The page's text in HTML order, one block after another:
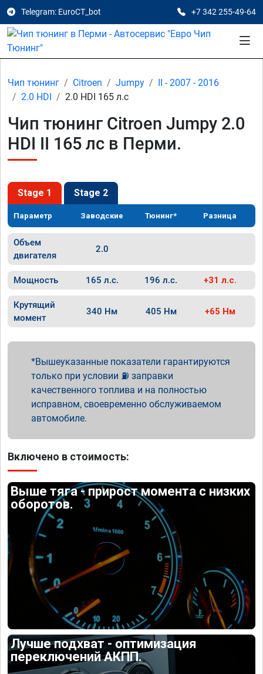
Telegram: EuroCT_bot +7 342 255-49-64
Чип тюнинг Citroen Jumpy
II - 2007 - 2016
2.0 HDI
2.0 HDI 165 л.с
Чип тюнинг Citroen Jumpy 2.0
HDI II 165 лс в Перми.
Stage 1 Stage 2
Параметр Заводские Тюнинг* Разница
Объем
двигателя
2.0
Мощность 165 л.с. 196 л.с. +31 л.с.
Крутящий
момент
340 Нм 405 Нм +65 Нм
Вышеуказанные показатели гарантируются
только при условии ⛽ заправки
качественного топлива и на полностью
исправном, своевременно обслуживаемом
автомобиле.
Включено в стоимость:
Выше тяга - прирост момента с низких
оборотов.
Лучше подхват - оптимизация
переключений АКПП.